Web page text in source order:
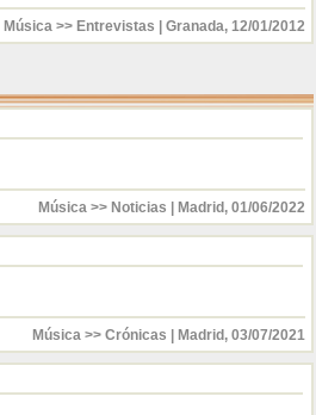
Música >> Entrevistas Granada, 12/01/2012
Música >> Noticias Madrid , 01/06/2022
Música >> Crónicas Madrid , 03/07/2021